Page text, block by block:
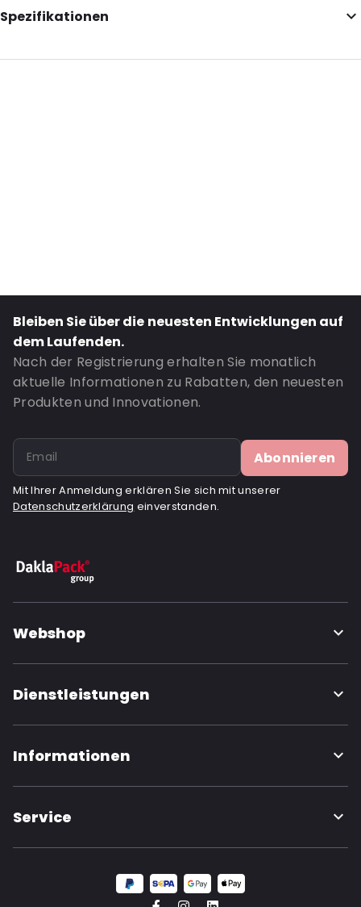
Spezifikationen
External Length: 100
Road Transport: Ja
UN2814: Ja
Bestell-ID: 520010
Bleiben Sie über die neuesten Entwicklungen auf
dem Laufenden.
Nach der Registrierung erhalten Sie monatlich
aktuelle Informationen zu Rabatten, den neuesten
Produkten und Innovationen.
Abonnieren
Mit Ihrer Anmeldung erklären Sie sich mit unserer
Datenschutzerklärung einverstanden.
Webshop
Dienstleistungen
Informationen
Service